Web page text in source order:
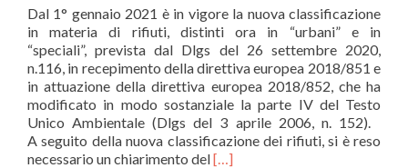
produttive
Dal 1° gennaio 2021 è in vigore la nuova classificazione
in materia di rifiuti, distinti ora in “urbani” e in
“speciali”, prevista dal Dlgs del 26 settembre 2020,
n.116, in recepimento della direttiva europea 2018/851 e
in attuazione della direttiva europea 2018/852, che ha
modificato in modo sostanziale la parte IV del Testo
Unico Ambientale (Dlgs del 3 aprile 2006, n. 152).
A seguito della nuova classificazione dei rifiuti, si è reso
necessario un chiarimento delLeggi
[…]